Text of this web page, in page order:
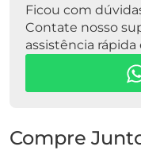
Ficou com
Contate nosso
assistência rápida
Compre